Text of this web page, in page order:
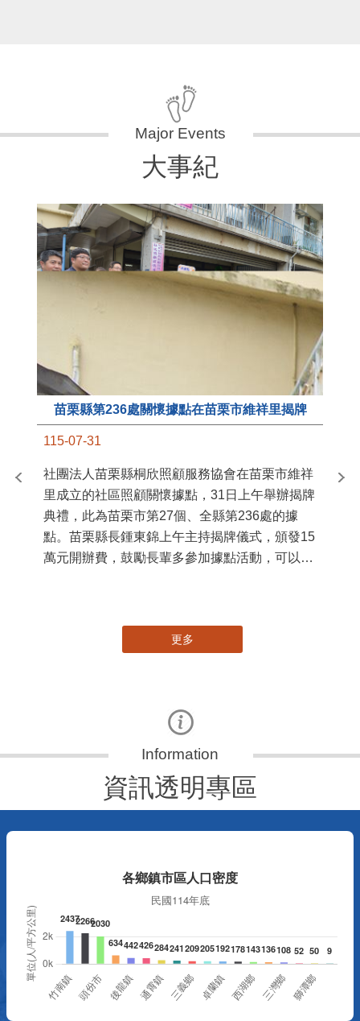
大事紀
苗栗縣第236處關懷據點在苗栗市維祥里揭牌
115-07-31
社團法人苗栗縣桐欣照顧服務協會在苗栗市維祥
里成立的社區照顧關懷據點，31日上午舉辦揭牌
典禮，此為苗栗市第27個、全縣第236處的據
點。苗栗縣長鍾東錦上午主持揭牌儀式，頒發15
萬元開辦費，鼓勵長輩多參加據點活動，可以更
更多
資訊透明專區